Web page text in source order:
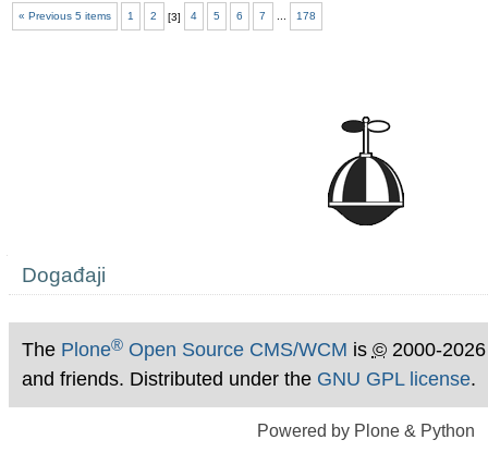
« Previous 5 items 1 2 [3] 4 5 6 7 ... 178
Događaji
The Plone®Open Source CMS/WCM is ©2000-
and friends. Distributed under the GNU GPL license.
Powered by Plone & Python